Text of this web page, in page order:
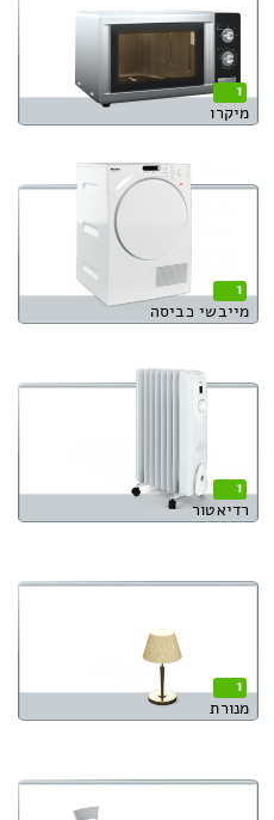
1
מיקרו
1
מייבשי כביסה
1
רדיאטור
1
מנורת